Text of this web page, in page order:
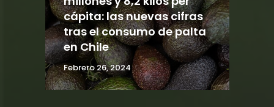
cápita: las nuevas cifras
tras el consumo de palta
en Chile
Febrero 26, 2024